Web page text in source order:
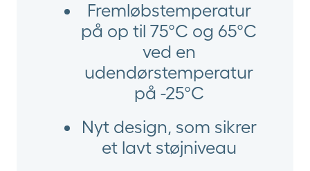
Fremløbstemperatur
på op til 75°C og 65°C
ved en
udendørstemperatur
på -25°C
Nyt design, som sikrer
et lavt støjniveau